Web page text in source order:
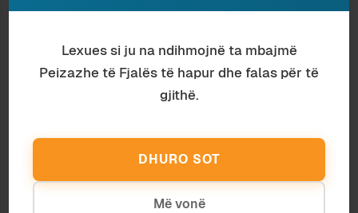
DHJETËSHJA E RADHËS, NGA GIULIO
MOZZI
Lexues si ju na ndihmojnë ta mbajmë
Peizazhe të Fjalës të hapur dhe falas për të
gjithë.
DHURO SOT
Më vonë